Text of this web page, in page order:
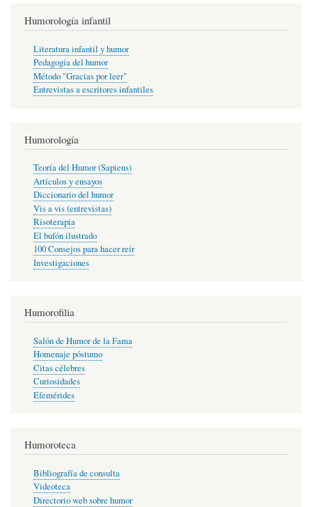
Humorología infantil
Literatura infantil y humor
Pedagogía del humor
Método "Gracias por leer"
Entrevistas a escritores infantiles
Humorología
Teoría del Humor (Sapiens)
Artículos y ensayos
Diccionario del humor
Vis a vis (entrevistas)
Risoterapia
El bufón ilustrado
100 Consejos para hacer reír
Investigaciones
Humorofilia
Salón de Humor de la Fama
Homenaje póstumo
Citas célebres
Curiosidades
Efemérides
Humoroteca
Bibliografía de consulta
Videoteca
Directorio web sobre humor